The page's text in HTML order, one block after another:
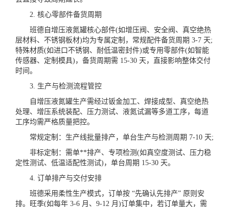
2. 核心零部件备货周期
班德自增压液氮罐核心部件(如增压阀、安全阀、真空绝热
层材料、不锈钢板材)均为专属定制，常规配件备货周期 3-7 天;
特殊材质(如进口不锈钢、耐低温密封件)或专用零部件(如智能
传感器、定制模具)，备货周期需 15-30 天，直接影响整体交付
时间。
3. 生产与检测流程管控
自增压液氮罐生产需经过钣金加工、焊接成型、真空绝热
处理、增压系统装配、压力测试、液氮试漏等多道工序，每道
工序均需严格质量把控。
常规定制：生产线批量排产，单台生产与检测周期 7-10 天;
非标定制：需单**排产、专项检测(如真空度测试、压力稳
定性测试、低温适配性测试)，单台周期 15-30 天。
4. 订单排产与交付安排
班德采用柔性生产模式，订单按 “先确认先排产” 原则安
排。旺季(如每年 3-6 月、9-12 月)订单集中，若订单量大，需